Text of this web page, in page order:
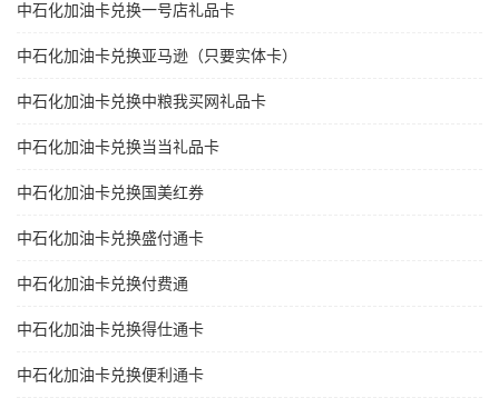
中石化加油卡兑换一号店礼品卡
中石化加油卡兑换亚马逊（只要实体卡）
中石化加油卡兑换中粮我买网礼品卡
中石化加油卡兑换当当礼品卡
中石化加油卡兑换国美红券
中石化加油卡兑换盛付通卡
中石化加油卡兑换付费通
中石化加油卡兑换得仕通卡
中石化加油卡兑换便利通卡